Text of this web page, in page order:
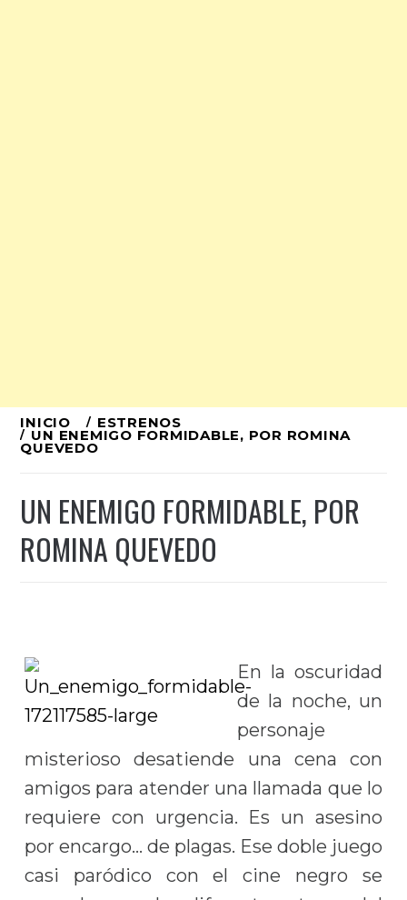
Ir
al
INICIO ESTRENOS
UN ENEMIGO FORMIDABLE, POR ROMINA
QUEVEDO
UN ENEMIGO FORMIDABLE, POR
ROMINA QUEVEDO
En la oscuridad
de la noche, un
personaje
misterioso desatiende una cena con
amigos para atender una llamada que lo
requiere con urgencia. Es un asesino
por encargo… de plagas. Ese doble juego
casi paródico con el cine negro se